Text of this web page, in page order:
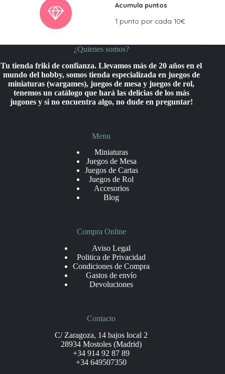
Acumula puntos
1 punto por cada 10€
¿Quienes somos?
Tu tienda friki de confianza. Llevamos más de 20 años en el
mundo del hobby, somos tienda especializada en juegos de
miniaturas (wargames), juegos de mesa y juegos de rol,
tenemos un catálogo que hará las delicias de los más
jugones y si no encuentra algo, no dude en preguntar!
Menu
Miniaturas
Juegos de Mesa
Juegos de Cartas
Juegos de Rol
Accesorios
Blog
Compra Online
Aviso Legal
Politica de Privacidad
Condiciones de Compra
Gastos de envío
Devoluciones
Contacto
C/ Zaragoza, 14 bajos local 2
28934 Mostoles (Madrid)
+34 914 92 87 89
+34 649507350